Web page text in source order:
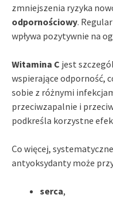
zmniejszenia ryzyka
odpornościowy.
wpływa pozytywnie na
Witamina C jest
wspierające odporność,
sobie z różnymi
przeciwzapalnie i
podkreśla korzystne
Co więcej,
antyoksydanty może
serca,